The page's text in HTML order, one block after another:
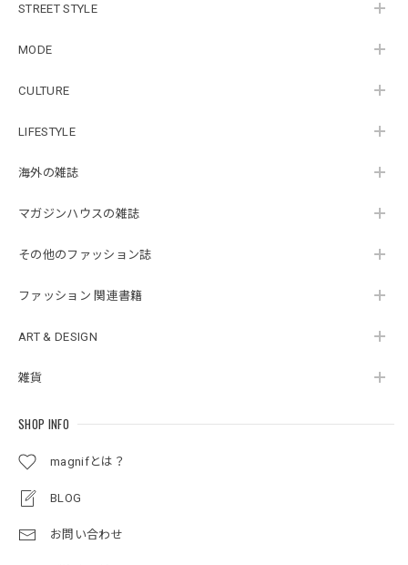
STREET STYLE
MODE
CULTURE
LIFESTYLE
海外の雑誌
マガジンハウスの雑誌
その他のファッション誌
ファッション 関連書籍
ART & DESIGN
雑貨
SHOP INFO
magnifとは？
BLOG
お問い合わせ